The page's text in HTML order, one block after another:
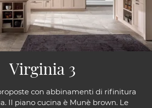
con abbinamenti di rifinitura
Il piano cucina è Munè brown. Le
Virginia 3